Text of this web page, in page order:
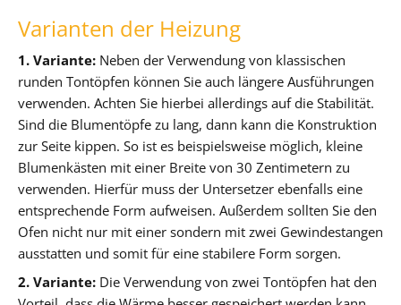
Varianten der Heizung
1. Variante: Neben der Verwendung von klassischen
runden Tontöpfen können Sie auch längere Ausführungen
verwenden. Achten Sie hierbei allerdings auf die Stabilität.
Sind die Blumentöpfe zu lang, dann kann die Konstruktion
zur Seite kippen. So ist es beispielsweise möglich, kleine
Blumenkästen mit einer Breite von 30 Zentimetern zu
verwenden. Hierfür muss der Untersetzer ebenfalls eine
entsprechende Form aufweisen. Außerdem sollten Sie den
Ofen nicht nur mit einer sondern mit zwei Gewindestangen
ausstatten und somit für eine stabilere Form sorgen.
2. Variante: Die Verwendung von zwei Tontöpfen hat den